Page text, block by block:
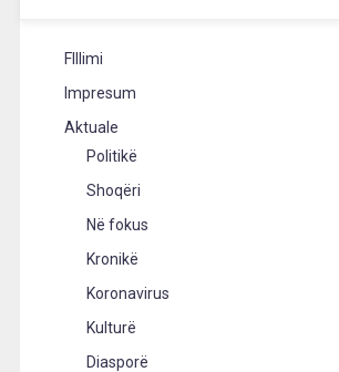
FIllimi
Impresum
Aktuale
Politikë
Shoqëri
Në fokus
Kronikë
Koronavirus
Kulturë
Diasporë